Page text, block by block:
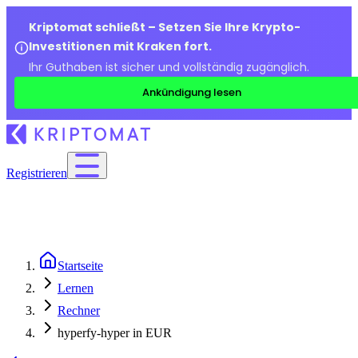
Kriptomat schließt – Setzen Sie Ihre Krypto-
Investitionen mit Kraken fort.
Ihr Guthaben ist sicher und vollständig zugänglich.
Ankündigung lesen
Registrieren
Startseite
Lernen
Rechner
hyperfy-hyper in EUR